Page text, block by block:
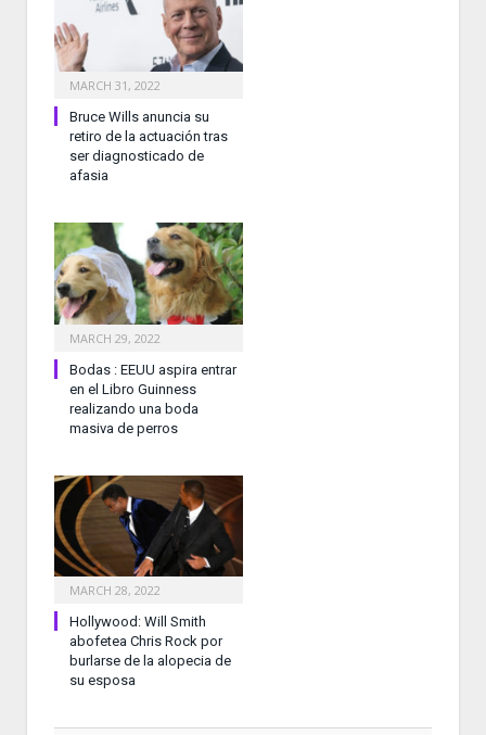
MARCH 31, 2022
Bruce Wills anuncia su
retiro de la actuación tras
ser diagnosticado de
afasia
MARCH 29, 2022
Bodas : EEUU aspira entrar
en el Libro Guinness
realizando una boda
masiva de perros
MARCH 28, 2022
Hollywood: Will Smith
abofetea Chris Rock por
burlarse de la alopecia de
su esposa